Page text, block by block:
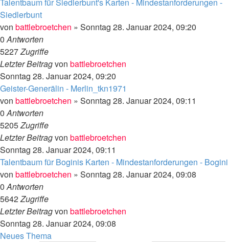
Siedlerbunt
von battlebroetchen » Sonntag 28. Januar 2024, 09:20
0Antworten
5227Zugriffe
Letzter Beitragvon battlebroetchen
Sonntag 28. Januar 2024, 09:20
Geister-Generälin - Merlin_tkn1971
von battlebroetchen » Sonntag 28. Januar 2024, 09:11
0Antworten
5205Zugriffe
Letzter Beitragvon battlebroetchen
Sonntag 28. Januar 2024, 09:11
Talentbaum für Boginis Karten - Mindestanforderungen - Bogini
von battlebroetchen » Sonntag 28. Januar 2024, 09:08
0Antworten
5642Zugriffe
Letzter Beitragvon battlebroetchen
Sonntag 28. Januar 2024, 09:08
Neues Thema